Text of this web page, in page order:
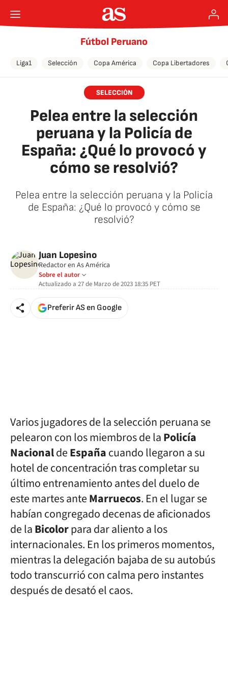
Fútbol Peruano
Liga1 Selección Copa América Copa Libertadores
SELECCIÓN
Pelea entre la selección
peruana y la Policía de
España: ¿Qué lo provocó y
cómo se resolvió?
Pelea entre la selección peruana y la Policía
de España: ¿Qué lo provocó y cómo se
resolvió?
Juan Lopesino
Redactor en As América
Sobre el autor
Actualizado a 27 de Marzo de 2023 18:35 PET
Preferir AS en Google
Varios jugadores de la selección peruana se
pelearon con los miembros de laPolicía
NacionaldeEspañacuando llegaron a su
hotel de concentración tras completar su
último entrenamiento antes del duelo de
este martes anteMarruecos. En el lugar se
habían congregado decenas de aficionados
de laBicolorpara dar aliento a los
internacionales. En los primeros momentos,
mientras la delegación bajaba de su autobús
todo transcurrió con calma pero instantes
después de desató el caos.